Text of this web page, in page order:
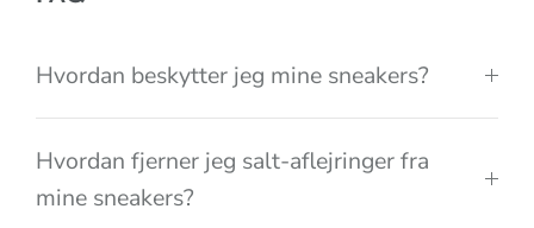
Hvordan beskytter jeg mine sneakers?
Hvordan fjerner jeg salt-aflejringer fra
mine sneakers?